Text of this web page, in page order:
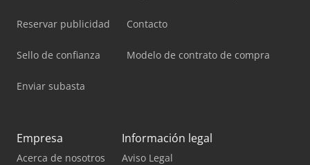
Reservar publicidad
Sello de confianza
Enviar subasta
Contacto
Modelo de contrato de compra
Empresa
Acerca de nosotros
Información legal
Aviso Legal